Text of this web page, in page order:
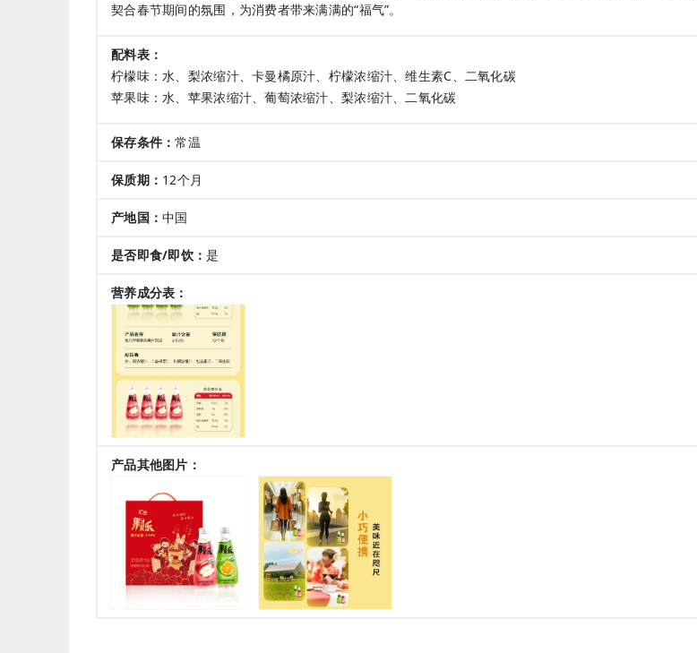
契合春节期间的氛围，为消费者带来满满的“福气”。
配料表：
柠檬味：水、梨浓缩汁、卡曼橘原汁、柠檬浓缩汁、维生素C、二氧化碳
苹果味：水、苹果浓缩汁、葡萄浓缩汁、梨浓缩汁、二氧化碳
保存条件：常温
保质期： 12个月
产地国：中国
是否即食/即饮：是
营养成分表：
产品其他图片：